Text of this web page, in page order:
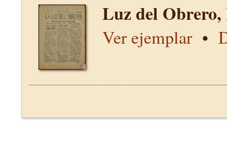
Luz del
Ver ejemplar•